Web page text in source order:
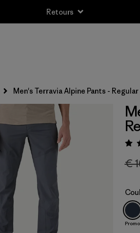
Retours
Men's Terravia Alpine Pants - Regular
€
Promo